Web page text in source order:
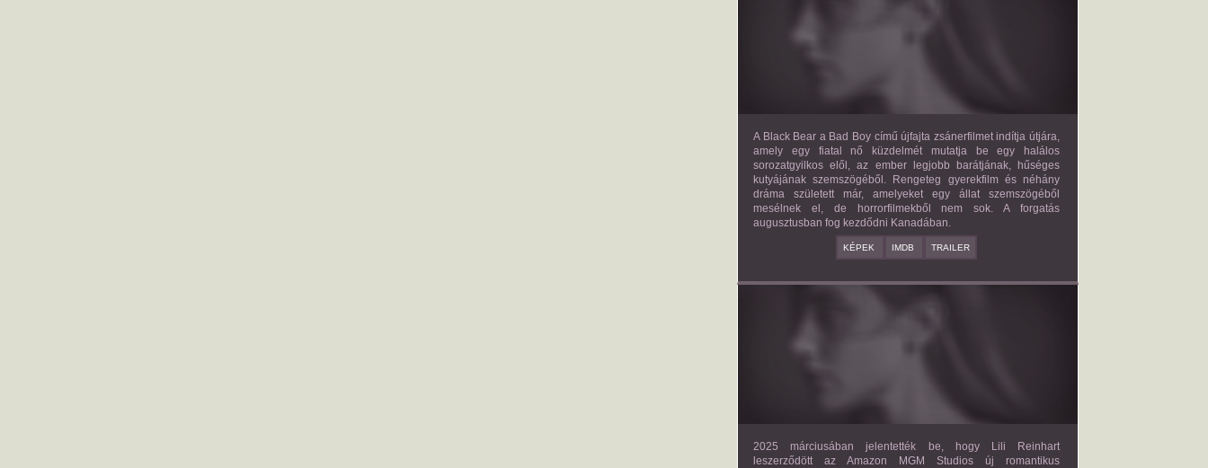
BAD BOY
A Black Bear a Bad Boy című újfajta zsánerfilmet indítja útjára,
amely egy fiatal nő küzdelmét mutatja be egy halálos
sorozatgyilkos elől, az ember legjobb barátjának, hűséges
kutyájának szemszögéből. Rengeteg gyerekfilm és néhány
dráma született már, amelyeket egy állat szemszögéből
mesélnek el, de horrorfilmekből nem sok. A forgatás
augusztusban fog kezdődni Kanadában.
KÉPEK IMDB TRAILER
FAKE WEDDING
2025 márciusában jelentették be, hogy Lili Reinhart
leszerződött az Amazon MGM Studios új romantikus